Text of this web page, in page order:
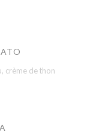
crème de thon